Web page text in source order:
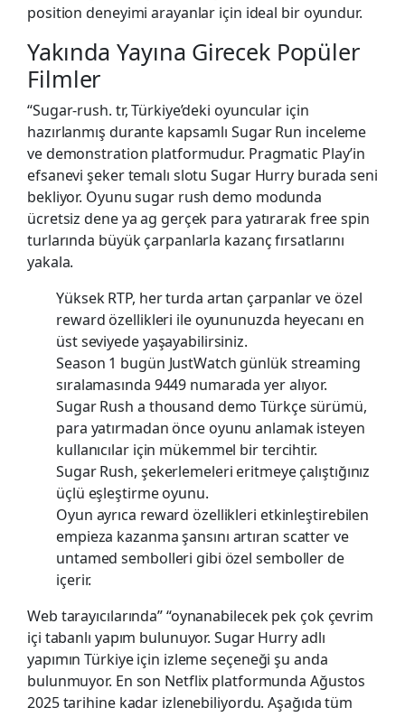
position deneyimi arayanlar için ideal bir oyundur.
Yakında Yayına Girecek Popüler
Filmler
“Sugar-rush. tr, Türkiye’deki oyuncular için
hazırlanmış durante kapsamlı Sugar Run inceleme
ve demonstration platformudur. Pragmatic Play’in
efsanevi şeker temalı slotu Sugar Hurry burada seni
bekliyor. Oyunu sugar rush demo modunda
ücretsiz dene ya ag gerçek para yatırarak free spin
turlarında büyük çarpanlarla kazanç fırsatlarını
yakala.
Yüksek RTP, her turda artan çarpanlar ve özel
reward özellikleri ile oyununuzda heyecanı en
üst seviyede yaşayabilirsiniz.
Season 1 bugün JustWatch günlük streaming
sıralamasında 9449 numarada yer alıyor.
Sugar Rush a thousand demo Türkçe sürümü,
para yatırmadan önce oyunu anlamak isteyen
kullanıcılar için mükemmel bir tercihtir.
Sugar Rush, şekerlemeleri eritmeye çalıştığınız
üçlü eşleştirme oyunu.
Oyun ayrıca reward özellikleri etkinleştirebilen
empieza kazanma şansını artıran scatter ve
untamed sembolleri gibi özel semboller de
içerir.
Web tarayıcılarında” “oynanabilecek pek çok çevrim
içi tabanlı yapım bulunuyor. Sugar Hurry adlı
yapımın Türkiye için izleme seçeneği şu anda
bulunmuyor. En son Netflix platformunda Ağustos
2025 tarihine kadar izlenebiliyordu. Aşağıda tüm